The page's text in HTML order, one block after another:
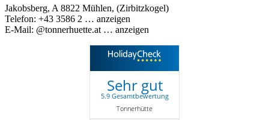
Jakobsberg, A 8822 Mühlen, (Zirbitzkogel)
Telefon: +43 3586 2 … anzeigen
E-Mail: @tonnerhuette.at … anzeigen
Sehr gut
5.9 Gesamtbewertung
Tonnerhütte